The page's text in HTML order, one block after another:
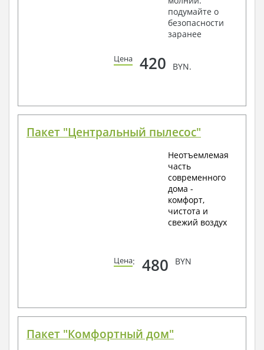
подумайте о
безопасности
заранее
Цена 420 BYN.
Пакет "Центральный пылесос"
Неотъемлемая
часть
современного
дома -
комфорт,
чистота и
свежий воздух
Цена: 480 BYN
Пакет "Комфортный дом"